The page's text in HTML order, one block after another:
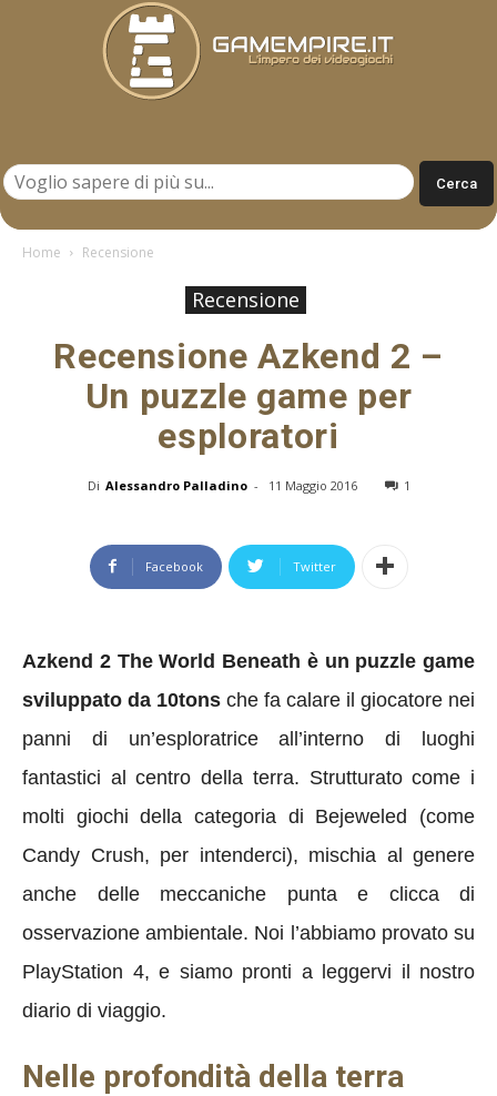
Home Recensione
Recensione
Recensione Azkend 2 –
Un puzzle game per
esploratori
Di Alessandro Palladino - 11 Maggio 2016 1
Facebook Twitter
Azkend 2 The World Beneath è un puzzle game
sviluppato da 10tons che fa calare il giocatore nei
panni di un’esploratrice all’interno di luoghi
fantastici al centro della terra. Strutturato come i
molti giochi della categoria di Bejeweled (come
Candy Crush, per intenderci), mischia al genere
anche delle meccaniche punta e clicca di
osservazione ambientale. Noi l’abbiamo provato su
PlayStation 4, e siamo pronti a leggervi il nostro
diario di viaggio.
Nelle profondità della terra